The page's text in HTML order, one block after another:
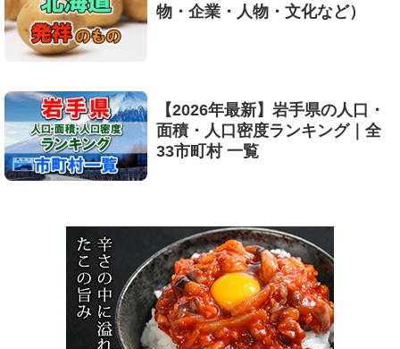
物・企業・人物・文化など）
【2026年最新】岩手県の人口・
面積・人口密度ランキング｜全
33市町村 一覧